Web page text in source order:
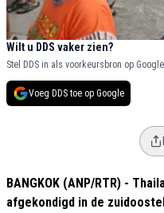
Wilt u DDS vaker zien?
Stel DDS in als voorkeursbron op
Voeg DDS toe op Google
BANGKOK (ANP/RTR) -
afgekondigd in de